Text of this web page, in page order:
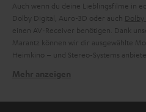
Auch wenn du deine Lieblingsfilme in
Dolby Digital, Auro-3D oder auch
einen AV-Receiver benötigen. Dank
Marantz können wir dir ausgewählte
Heimkino – und Stereo-Systems